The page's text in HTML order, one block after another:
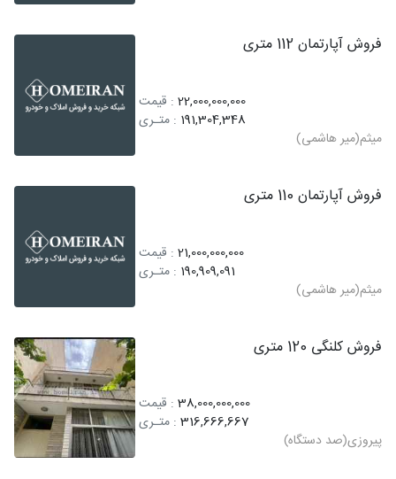
فروش آپارتمان 112 متری
22,000,000,000 : قیمت
191,304,348 : متـری
میثم(میر هاشمی)
فروش آپارتمان 110 متری
21,000,000,000 : قیمت
190,909,091 : متـری
میثم(میر هاشمی)
فروش کلنگی 120 متری
38,000,000,000 : قیمت
316,666,667 : متـری
پیروزی(صد دستگاه)